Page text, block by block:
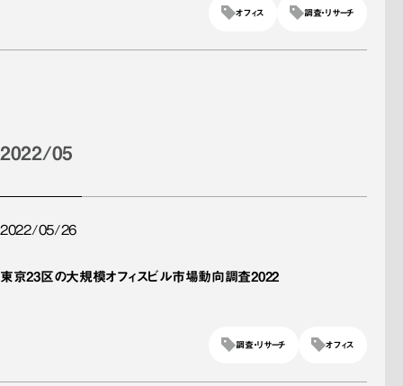
調査・リサーチ
オフィス
2022/05
2022/05/26
東京23区の大規模オフィスビル市場動向調査2022
オフィス
調査・リサーチ